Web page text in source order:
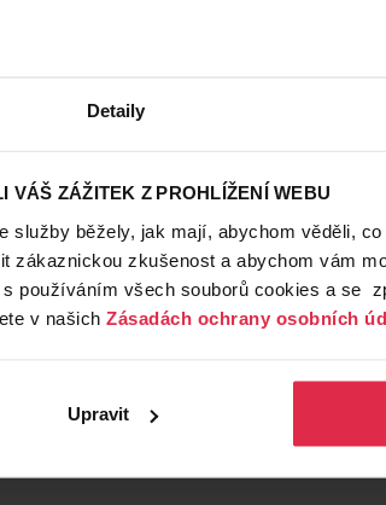
Detaily
VÁŠ ZÁŽITEK Z PROHLÍŽENÍ WEBU
služby běžely, jak mají, abychom věděli,
zákaznickou zkušenost a abychom vám
používáním všech souborů cookies a se
v našich Zásadách ochrany osobních
Upravit